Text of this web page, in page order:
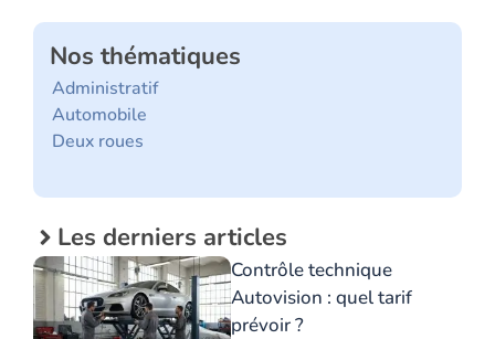
Nos thématiques
Administratif
Automobile
Deux roues
Les derniers articles
Contrôle technique
Autovision : quel tarif
prévoir ?